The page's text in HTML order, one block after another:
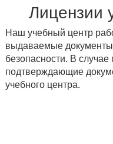
Лицензии
Наш учебный центр
выдаваемые документы
безопасности. В
подтверждающие
учебного центра.